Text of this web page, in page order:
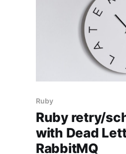
Ruby
Ruby retry/
with Dead
RabbitMQ